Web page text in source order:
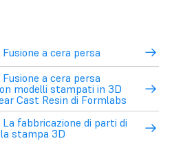
a cera persa
a cera persa
modelli stampati in 3D
Cast Resin di Formlabs
fabbricazione di parti di
stampa 3D